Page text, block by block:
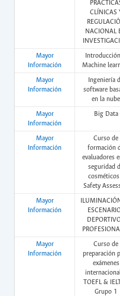
CLÍNICAS
NACIONAL
Mayor
Información
Machine
Mayor
Información
Ingeniería
software
en la nube
Mayor
Información
Big Data
Mayor
Información
Curso de
formación
evaluadores
seguridad
cosméticos
Safety
Mayor
Información
Mayor
Información
Curso de
preparación
exámenes
TOEFL &
Grupo 1